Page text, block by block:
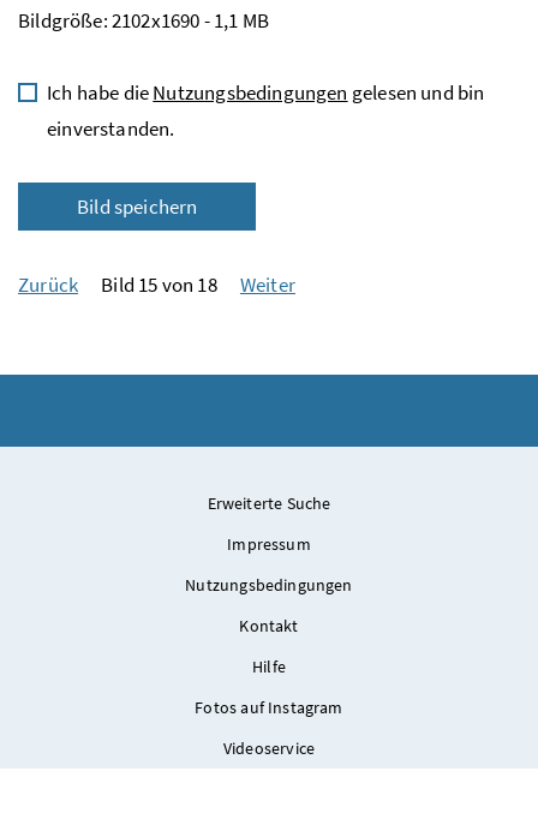
Bildgröße: 2102x1690 - 1,1 MB
Ich habe dieNutzungsbedingungen gelesen und bin
einverstanden.
Bild speichern
Zurück Bild 15 von 18 Weiter
Erweiterte Suche
Impressum
Nutzungsbedingungen
Kontakt
Hilfe
Fotos auf Instagram
Videoservice